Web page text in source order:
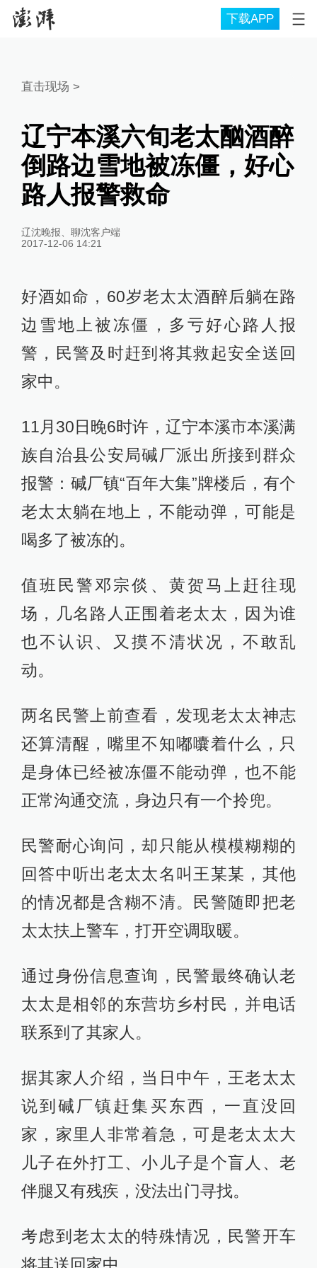
下载APP
直击现场 >
辽宁本溪六旬老太酗酒醉
倒路边雪地被冻僵，好心
路人报警救命
辽沈晚报、聊沈客户端
2017-12-06 14:21
好酒如命，60岁老太太酒醉后躺在路
边雪地上被冻僵，多亏好心路人报
警，民警及时赶到将其救起安全送回
家中。
11月30日晚6时许，辽宁本溪市本溪满
族自治县公安局碱厂派出所接到群众
报警：碱厂镇“百年大集”牌楼后，有个
老太太躺在地上，不能动弹，可能是
喝多了被冻的。
值班民警邓宗倓、黄贺马上赶往现
场，几名路人正围着老太太，因为谁
也不认识、又摸不清状况，不敢乱
动。
两名民警上前查看，发现老太太神志
还算清醒，嘴里不知嘟囔着什么，只
是身体已经被冻僵不能动弹，也不能
正常沟通交流，身边只有一个拎兜。
民警耐心询问，却只能从模模糊糊的
回答中听出老太太名叫王某某，其他
的情况都是含糊不清。民警随即把老
太太扶上警车，打开空调取暖。
通过身份信息查询，民警最终确认老
太太是相邻的东营坊乡村民，并电话
联系到了其家人。
据其家人介绍，当日中午，王老太太
说到碱厂镇赶集买东西，一直没回
家，家里人非常着急，可是老太太大
儿子在外打工、小儿子是个盲人、老
伴腿又有残疾，没法出门寻找。
考虑到老太太的特殊情况，民警开车
将其送回家中。